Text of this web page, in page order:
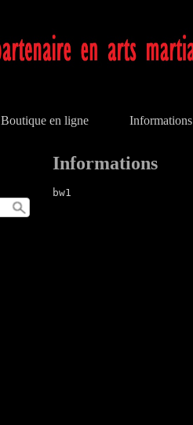
Boutique en ligne Informations
Informations
bw1